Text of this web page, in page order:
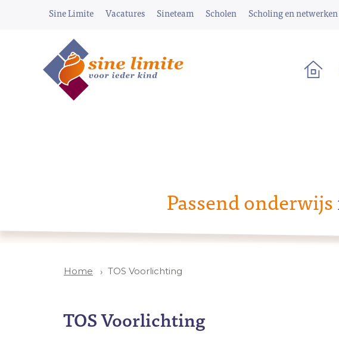
Sine Limite Vacatures Sineteam Scholen Scholing en netwerken
Passend onderwijs
Home TOS Voorlichting
TOS Voorlichting